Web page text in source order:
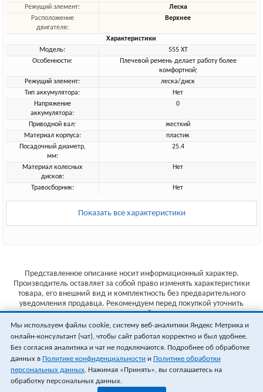
Режущий элемент:
Леска
Расположение
двигателя:
Верхнее
Характеристики
Модель:
555 XT
Особенности:
Плечевой ремень делает работу более
комфортной;
Режущий элемент:
леска/диск
Тип аккумулятора:
Нет
Напряжение
аккумулятора:
0
Приводной вал:
жесткий
Материал корпуса:
пластик
Посадочный диаметр,
мм:
25.4
Материал колесных
дисков:
Нет
Травосборник: Нет
Показать все характеристики
Представленное описание носит информационный характер.
Производитель оставляет за собой право изменять характеристики
товара, его внешний вид и комплектность без предварительного
уведомления продавца. Рекомендуем перед покупкой уточнить
характеристики товара на сайте производителя.
Указанные цены не являются публичной офертой (ст.435 ГК РФ).
Стоимость и наличие товара уточняйте у менеджера.
Мы используем файлы cookie, систему веб-аналитики Яндекс Метрика и
онлайн-консультант (чат), чтобы сайт работал корректно и был удобнее.
Без согласия аналитика и чат не подключаются. Подробнее об обработке
данных в Политике конфиденциальности и Политике обработки
персональных данных. Нажимая «Принять», вы соглашаетесь на
обработку персональных данных.